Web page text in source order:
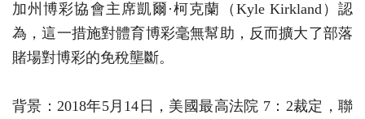
加州博彩協會主席凱爾·柯克蘭（Kyle Kirkland）認
為，這一措施對體育博彩毫無幫助，反而擴大了部落
賭場對博彩的免稅壟斷。
背景：2018年5月14日，美國最高法院 7：2裁定，聯